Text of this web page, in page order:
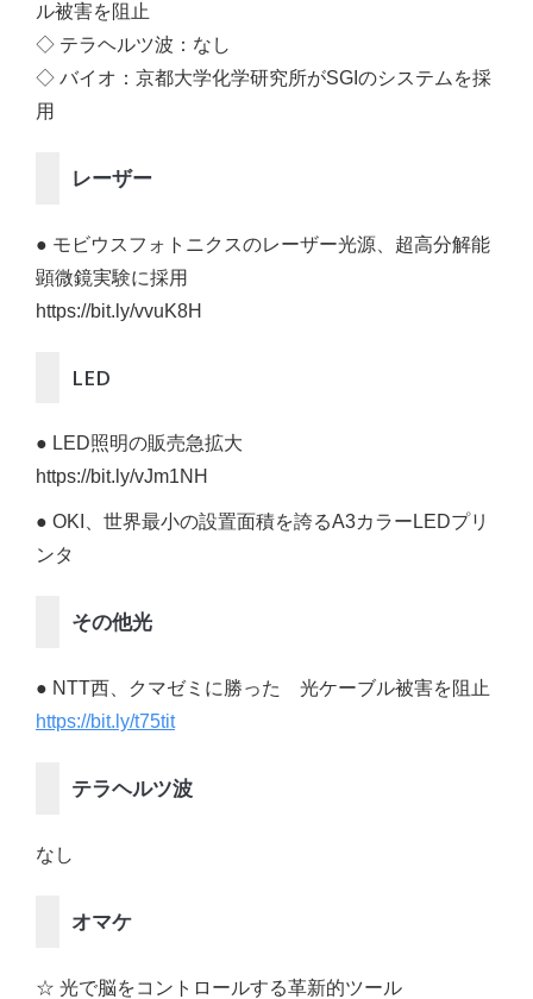
ル被害を阻止
◇ テラヘルツ波：なし
◇ バイオ：京都大学化学研究所がSGIのシステムを採
用
レーザー
● モビウスフォトニクスのレーザー光源、超高分解能
顕微鏡実験に採用
https://bit.ly/vvuK8H
LED
● LED照明の販売急拡大
https://bit.ly/vJm1NH
● OKI、世界最小の設置面積を誇るA3カラーLEDプリ
ンタ
その他光
● NTT西、クマゼミに勝った 光ケーブル被害を阻止
https://bit.ly/t75tit
テラヘルツ波
なし
オマケ
☆ 光で脳をコントロールする革新的ツール